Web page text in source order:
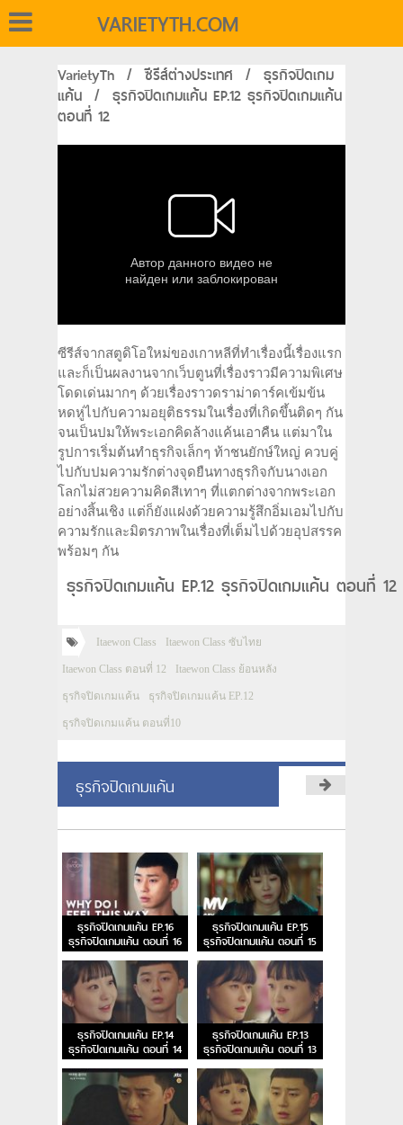
VARIETYTH.COM
VarietyTh / ซีรีส์ต่างประเทศ / ธุรกิจปิดเกม
แค้น / ธุรกิจปิดเกมแค้น EP.12 ธุรกิจปิดเกมแค้น
ตอนที่ 12
ซีรีส์จากสตูดิโอใหม่ของเกาหลีที่ทำเรื่องนี้เรื่องแรก
และก็เป็นผลงานจากเว็บตูนที่เรื่องราวมีความพิเศษ
โดดเด่นมากๆ ด้วยเรื่องราวดราม่าดาร์คเข้มข้น
หดหู่ไปกับความอยุติธรรมในเรื่องที่เกิดขึ้นติดๆ กัน
จนเป็นปมให้พระเอกคิดล้างแค้นเอาคืน แต่มาใน
รูปการเริ่มต้นทำธุรกิจเล็กๆ ท้าชนยักษ์ใหญ่ ควบคู่
ไปกับปมความรักต่างจุดยืนทางธุรกิจกับนางเอก
โลกไม่สวยความคิดสีเทาๆ ที่แตกต่างจากพระเอก
อย่างสิ้นเชิง แต่ก็ยังแฝงด้วยความรู้สึกอิ่มเอมไปกับ
ความรักและมิตรภาพในเรื่องที่เต็มไปด้วยอุปสรรค
พร้อมๆ กัน
ธุรกิจปิดเกมแค้น EP.12 ธุรกิจปิดเกมแค้น ตอนที่
Itaewon Class Itaewon Class ซับไทย
Itaewon Class ตอนที่ 12 Itaewon Class ย้อนหลัง
ธุรกิจปิดเกมแค้น ธุรกิจปิดเกมแค้น EP.12
ธุรกิจปิดเกมแค้น ตอนที่10
ธุรกิจปิดเกมแค้น
ธุรกิจปิดเกมแค้น EP.16
ธุรกิจปิดเกมแค้น ตอนที่ 16
ธุรกิจปิดเกมแค้น EP.15
ธุรกิจปิดเกมแค้น ตอนที่ 15
ธุรกิจปิดเกมแค้น EP.14
ธุรกิจปิดเกมแค้น ตอนที่ 14
ธุรกิจปิดเกมแค้น EP.13
ธุรกิจปิดเกมแค้น ตอนที่ 13